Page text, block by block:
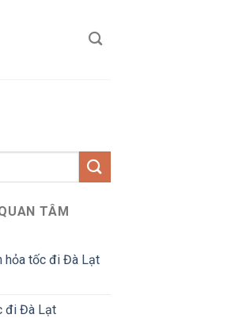
TÂM
hỏa tốc đi Đà Lạt
đi Đà Lạt